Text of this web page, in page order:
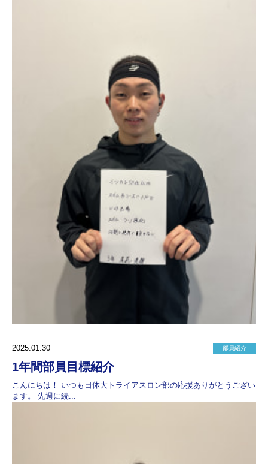
2025.01.30 部員紹介
1年間部員目標紹介
こんにちは！ いつも日体大トライアスロン部の応援ありがとうござい
ます。 先週に続...